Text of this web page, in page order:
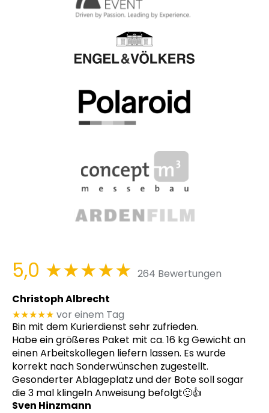
5,0 ★★★★★ 264 Bewertungen
Christoph Albrecht
★★★★★ vor einem Tag
Bin mit dem Kurierdienst sehr zufrieden.
Habe ein größeres Paket mit ca. 16 kg Gewicht an
einen Arbeitskollegen liefern lassen. Es wurde
korrekt nach Sonderwünschen zugestellt.
Gesonderter Ablageplatz und der Bote soll sogar
die 3 mal klingeln Anweisung befolgt🙂👍
Sven Hinzmann